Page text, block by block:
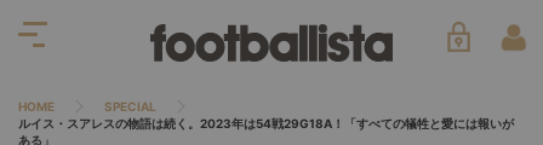
HOME
SPECIAL
ルイス・スアレスの物語は続く。2023年は54戦29G18A！「すべての犠牲と愛には報いが
ある」